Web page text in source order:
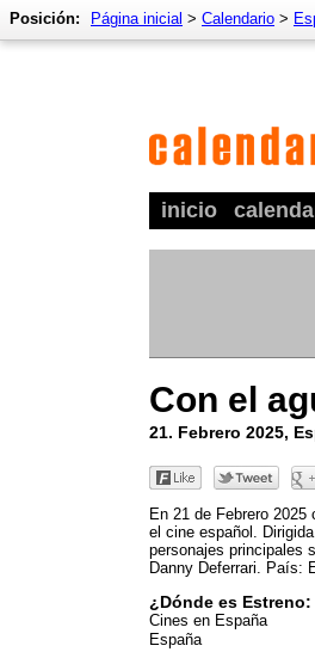
inicio
Posición: Página inicial > Calendario >
Con el
21. Febrero 2025,
En 21 de Febrero
el cine español.
personajes principales
Danny Deferrari. País:
¿Dónde es
Cines en España
España